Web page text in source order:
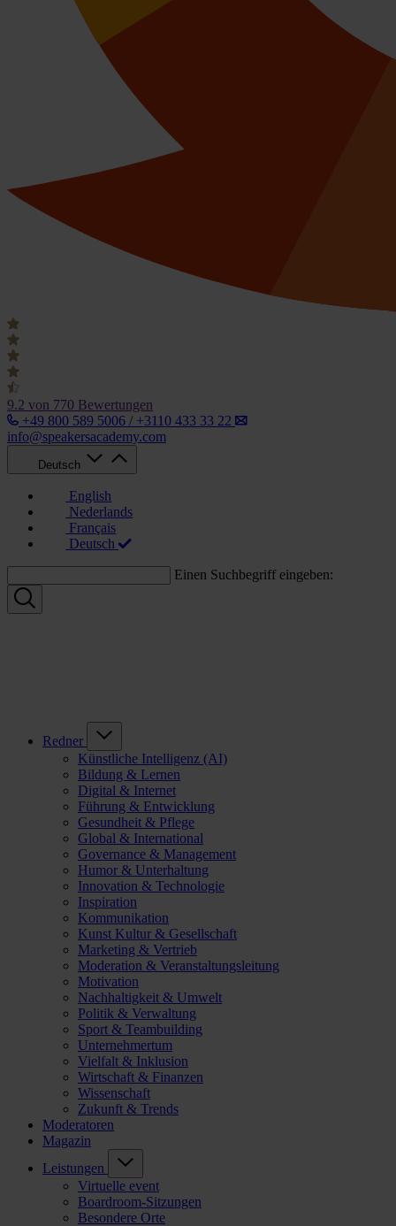
9.2 von 770 Bewertungen
+49 800 589 5006 / +3110 433 33 22
info@speakersacademy.com
Deutsch
English
Nederlands
Français
Deutsch
Einen Suchbegriff eingeben:
Redner
Künstliche Intelligenz (AI)
Bildung & Lernen
Digital & Internet
Führung & Entwicklung
Gesundheit & Pflege
Global & International
Governance & Management
Humor & Unterhaltung
Innovation & Technologie
Inspiration
Kommunikation
Kunst Kultur & Gesellschaft
Marketing & Vertrieb
Moderation & Veranstaltungsleitung
Motivation
Nachhaltigkeit & Umwelt
Politik & Verwaltung
Sport & Teambuilding
Unternehmertum
Vielfalt & Inklusion
Wirtschaft & Finanzen
Wissenschaft
Zukunft & Trends
Moderatoren
Magazin
Leistungen
Virtuelle event
Boardroom-Sitzungen
Besondere Orte